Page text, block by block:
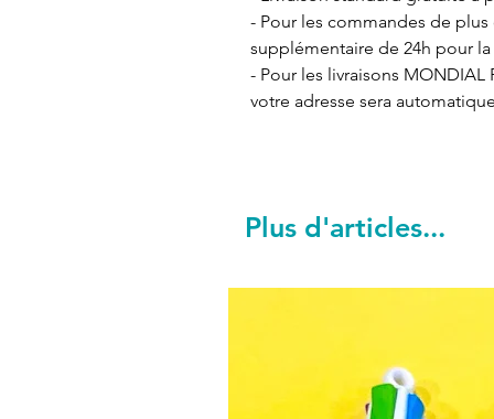
- Pour les commandes de
supplémentaire de 24h pour
- Pour les livraisons
votre adresse sera
Plus d'articles...